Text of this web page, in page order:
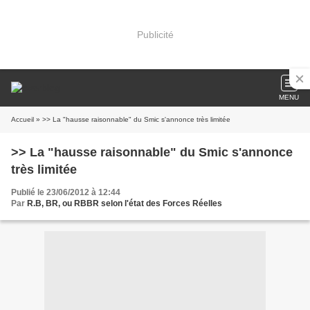
Publicité
MENU
Accueil » >> La "hausse raisonnable" du Smic s'annonce très limitée
>> La "hausse raisonnable" du Smic s'annonce
très limitée
Publié le 23/06/2012 à 12:44
Par R.B, BR, ou RBBR selon l'état des Forces Réelles